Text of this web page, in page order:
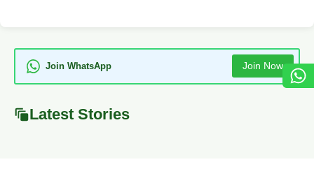
Join WhatsApp Join Now
Latest Stories